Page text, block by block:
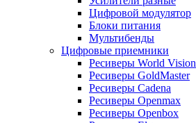
Цифровой модулятор
Блоки питания
Мультибенды
Цифровые приемники
Ресиверы World Vision
Ресиверы GoldMaster
Ресиверы Cadena
Ресиверы Openmax
Ресиверы Openbox